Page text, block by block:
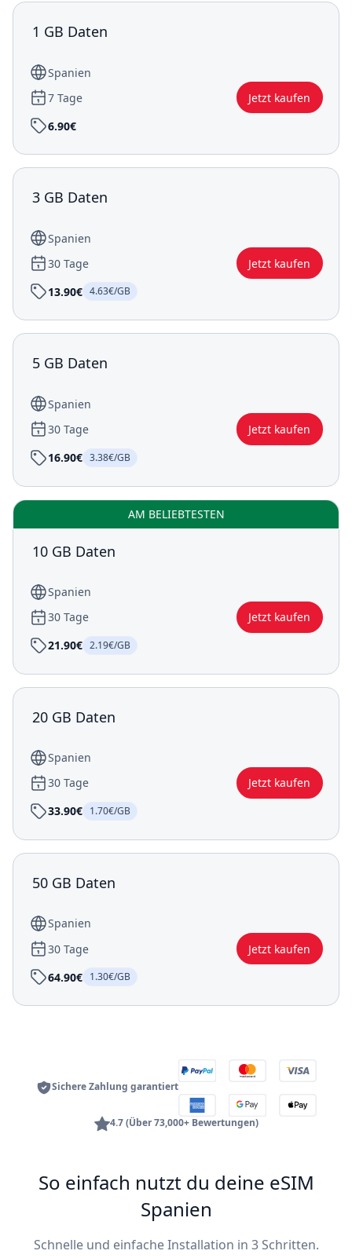
1 GB Daten
Spanien
7 Tage
Jetzt kaufen
6.90€
3 GB Daten
Spanien
30 Tage
Jetzt kaufen
13.90€ 4.63€/GB
5 GB Daten
Spanien
30 Tage
Jetzt kaufen
16.90€ 3.38€/GB
AM BELIEBTESTEN
10 GB Daten
Spanien
30 Tage
Jetzt kaufen
21.90€ 2.19€/GB
20 GB Daten
Spanien
30 Tage
Jetzt kaufen
33.90€ 1.70€/GB
50 GB Daten
Spanien
30 Tage
Jetzt kaufen
64.90€ 1.30€/GB
Sichere Zahlung garantiert
4.7 (Über 73,000+ Bewertungen)
So einfach nutzt du deine eSIM
Spanien
Schnelle und einfache Installation in 3 Schritten.